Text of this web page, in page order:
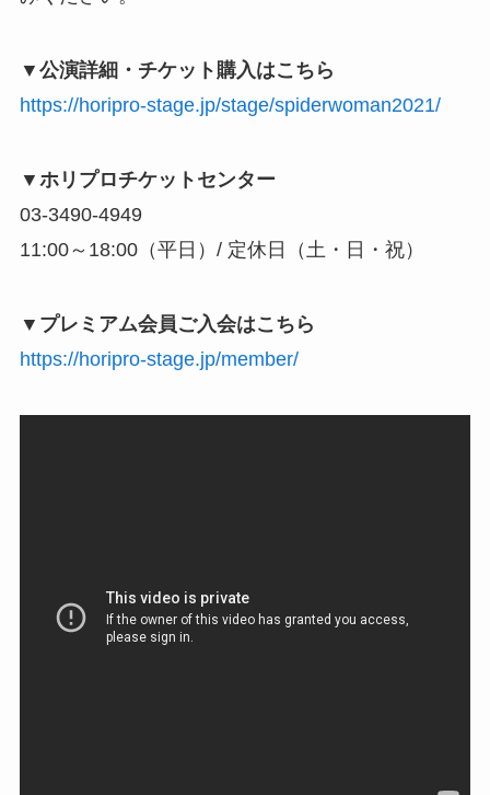
▼公演詳細・チケット購入はこちら
https://horipro-stage.jp/stage/spiderwoman2021/
▼ホリプロチケットセンター
03-3490-4949
11:00～18:00（平日）/ 定休日（土・日・祝）
▼プレミアム会員ご入会はこちら
https://horipro-stage.jp/member/